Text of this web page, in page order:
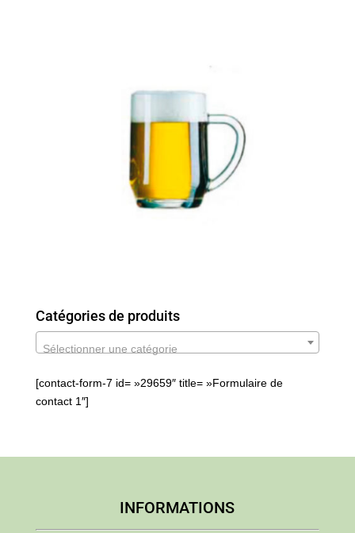
Catégories de produits
Sélectionner une catégorie
[contact-form-7 id= »29659″ title= »Formulaire de
contact 1″]
INFORMATIONS